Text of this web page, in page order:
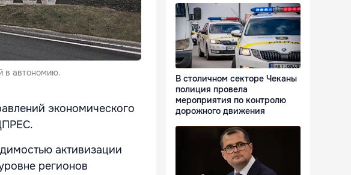
в автономию.
экономического
активизации
регионов
В столичном секторе Чеканы
полиция провела
мероприятия по контролю
дорожного движения